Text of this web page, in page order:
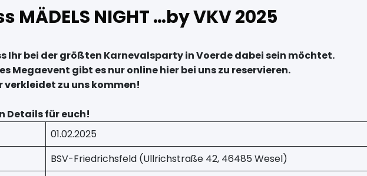
MÄDELS NIGHT …by VKV 2025
Ihr bei der größten Karnevalsparty in Voerde dabei sein möchtet.
Megaevent gibt es nur online hier bei uns zu reservieren.
zu uns kommen!
Details für euch!
01.02.2025
BSV-Friedrichsfeld (Ullrichstraße 42, 46485 Wesel)